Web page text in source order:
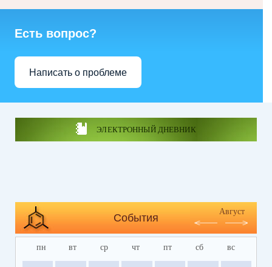
Есть вопрос?
Написать о проблеме
ЭЛЕКТРОННЫЙ ДНЕВНИК
События
Август
пн вт ср чт пт сб вс